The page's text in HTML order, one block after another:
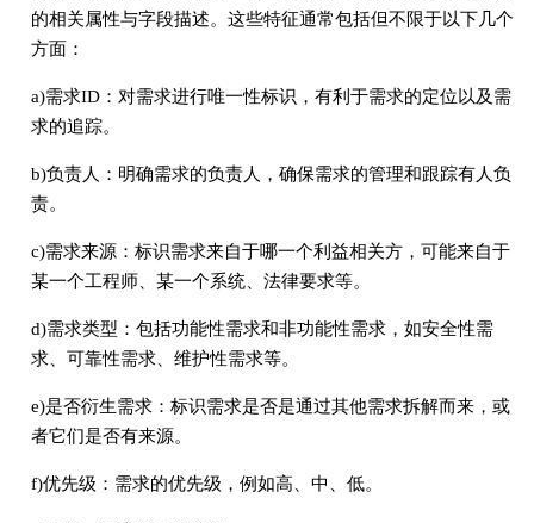
的相关属性与字段描述。这些特征通常包括但不限于以下几个
方面：
a)需求ID：对需求进行唯一性标识，有利于需求的定位以及需
求的追踪。
b)负责人：明确需求的负责人，确保需求的管理和跟踪有人负
责。
c)需求来源：标识需求来自于哪一个利益相关方，可能来自于
某一个工程师、某一个系统、法律要求等。
d)需求类型：包括功能性需求和非功能性需求，如安全性需
求、可靠性需求、维护性需求等。
e)是否衍生需求：标识需求是否是通过其他需求拆解而来，或
者它们是否有来源。
f)优先级：需求的优先级，例如高、中、低。